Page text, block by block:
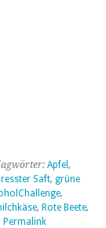
Apfel ,
Saft, grüne
,
, Rote Beete,
Permalink